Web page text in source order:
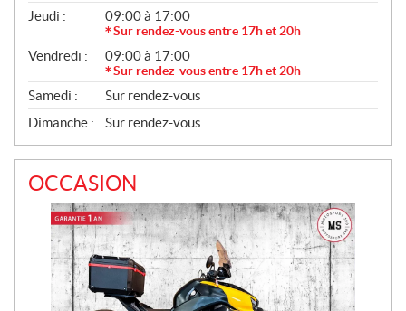
Jeudi : 09:00 à 17:00
Sur rendez-vous entre 17h et 20h
Vendredi : 09:00 à 17:00
Sur rendez-vous entre 17h et 20h
Samedi :
Sur rendez-vous
Dimanche :
Sur rendez-vous
OCCASION